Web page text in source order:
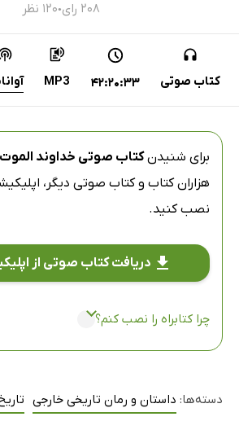
۲۰۸ رای ● ۱۲۰ نظر
کتاب صوتی 42:20:33
MP3
برای شنیدنکتاب صوتی خداوند الموت
هزاران کتاب و کتاب صوتی دیگر،
نصب کنید.
دریافت کتاب صوتی از
چرا کتابراه را نصب کنم؟
دسته‌ها: داستان و رمان تاریخی خارجی